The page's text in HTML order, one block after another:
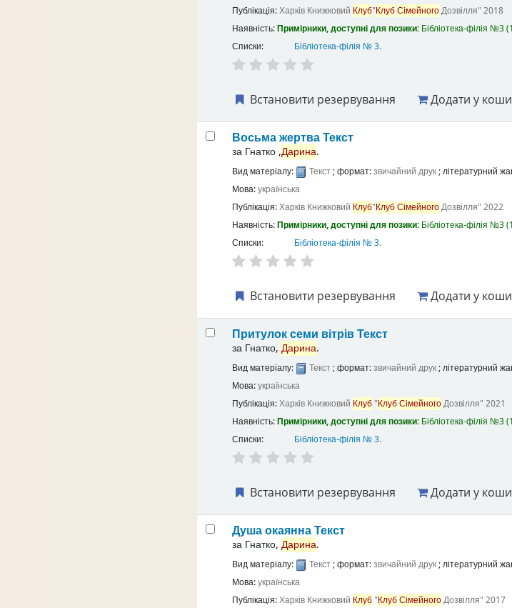
Публікація:Харків Книжковий Клуб"КлубСімейногоДозвілля" 2018
Наявність:Примірники, доступні для позики: Бібліотека-філія №3
Списки:
Бібліотека-філія № 3.
Встановити резервування Додати у
Восьма жертваТекст
за Гнатко ,Дарина.
Вид матеріалу: Текст; формат:звичайний друк; літературний
Мова:українська
Публікація:Харків Книжковий Клуб"КлубСімейногоДозвілля" 2022
Наявність:Примірники, доступні для позики: Бібліотека-філія №3
Списки:
Бібліотека-філія № 3.
Встановити резервування Додати у
Притулок семи вітрівТекст
за Гнатко, Дарина.
Вид матеріалу: Текст; формат:звичайний друк; літературний
Мова:українська
Публікація:Харків Книжковий Клуб"КлубСімейногоДозвілля" 2021
Наявність:Примірники, доступні для позики: Бібліотека-філія №3
Списки:
Бібліотека-філія № 3.
Встановити резервування Додати у
Душа окаяннаТекст
за Гнатко, Дарина.
Вид матеріалу: Текст; формат:звичайний друк; літературний
Мова:українська
Публікація:Харків Книжковий Клуб"КлубСімейногоДозвілля" 2017